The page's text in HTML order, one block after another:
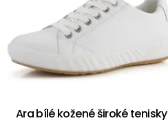
Ara bílé kožené široké tenisky